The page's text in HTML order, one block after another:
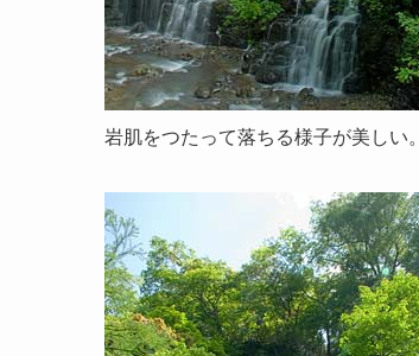
岩肌をつたって落ちる様子が美しい。